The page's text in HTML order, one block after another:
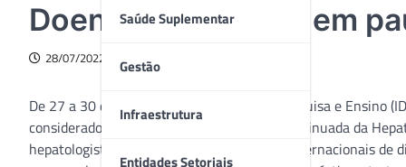
Saúde Suplementar
Gestão
Infraestrutura
Entidades Setoriais
Doenças do fígado em
28/07/2022
De 27 a 30 de julho, o Instituto D’OR de Pesquisa e Ensino
considerado o maior evento de educação continuada da
hepatologistas e especialistas nacionais e internacionais de